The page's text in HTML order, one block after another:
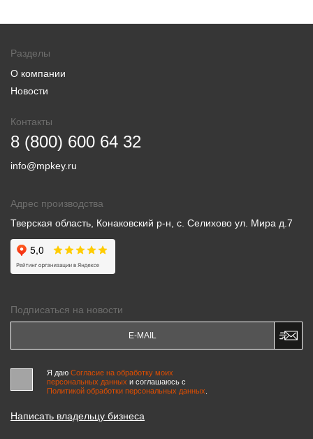
Разделы
О компании
Новости
Контакты
8 (800) 600 64 32
info@mpkey.ru
Адрес производства
Тверская область, Конаковский р-н, с. Селихово ул. Мира д.7
Подписаться на новости
Я даю Согласие на обработку моих
персональных данных и соглашаюсь c
Политикой обработки персональных данных
Написать владельцу бизнеса